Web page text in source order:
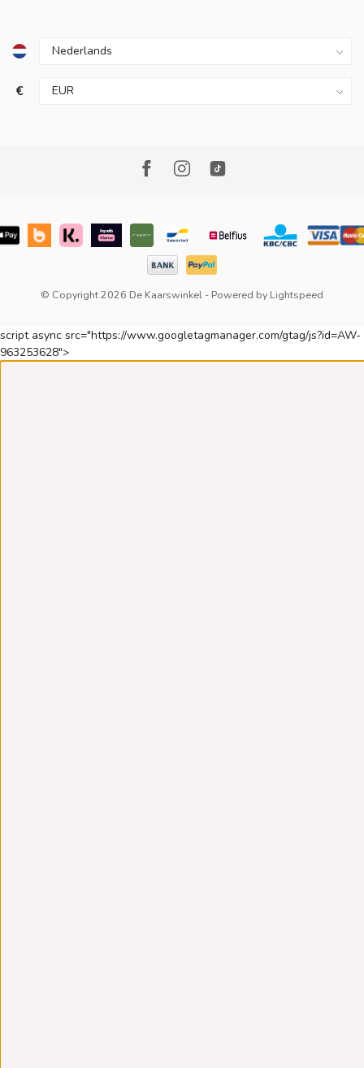
€
© Copyright 2026 De Kaarswinkel - Powered by Lightspeed
script async src="https://www.googletagmanager.com/gtag/js?id=AW-
963253628">